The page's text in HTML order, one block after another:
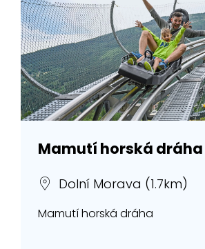
Mamutí horská dráha
Dolní Morava (1.7km)
Mamutí horská dráha